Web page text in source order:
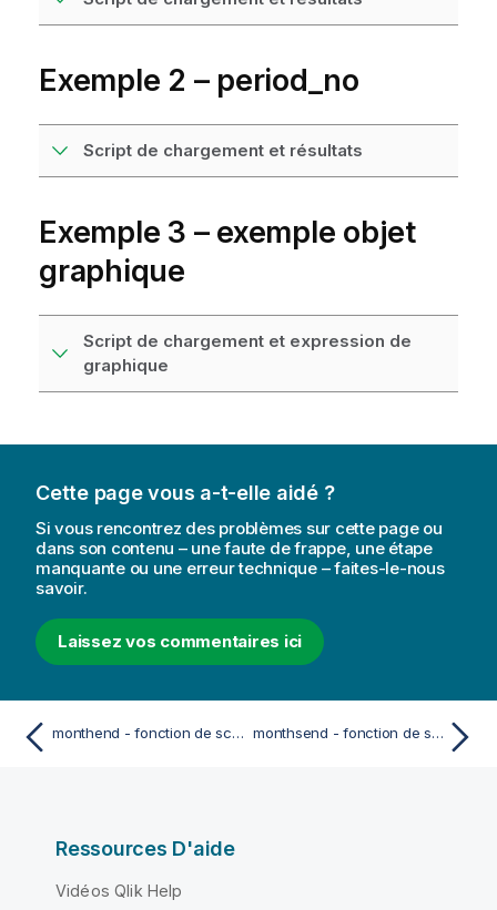
Exemple 2 – period_no
Script de chargement et résultats
Exemple 3 – exemple objet
graphique
Script de chargement et expression de
graphique
Cette page vous a-t-elle aidé ?
Si vous rencontrez des problèmes sur cette page ou
dans son contenu – une faute de frappe, une étape
manquante ou une erreur technique – faites-le-nous
savoir.
Laissez vos commentaires ici
monthend - fonction de script et fonction de graphique monthsend - fonction de script et fonction de graphique
Ressources D'aide
Vidéos Qlik Help